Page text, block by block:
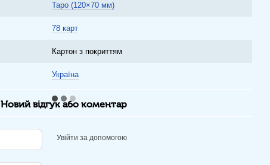
Таро (120×70 мм)
78 карт
Картон з покриттям
Україна
Новий відгук або коментар
Увійти за допомогою